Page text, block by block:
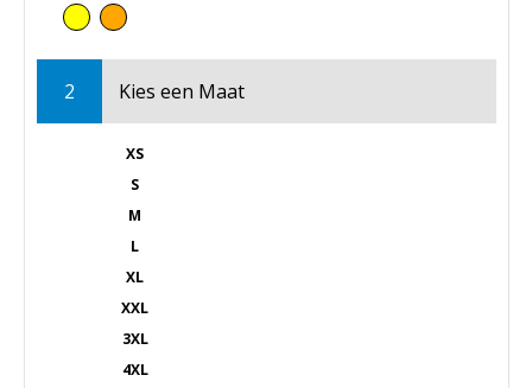
2 Kies een Maat
XS
S
M
L
XL
XXL
3XL
4XL